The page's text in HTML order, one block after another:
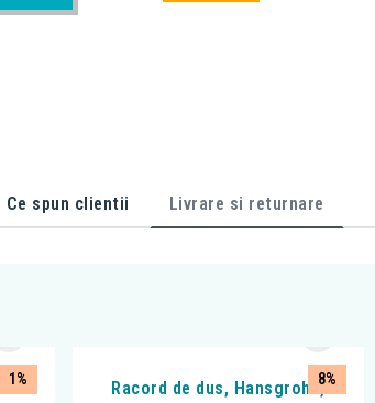
Ce spun clientii Livrare si returnare
1% 8%
Racord de dus, Hansgrohe,